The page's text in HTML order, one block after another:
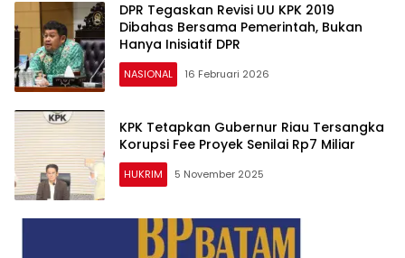
DPR Tegaskan Revisi UU KPK 2019
Dibahas Bersama Pemerintah, Bukan
Hanya Inisiatif DPR
NASIONAL 16 Februari 2026
KPK Tetapkan Gubernur Riau Tersangka
Korupsi Fee Proyek Senilai Rp7 Miliar
HUKRIM 5 November 2025